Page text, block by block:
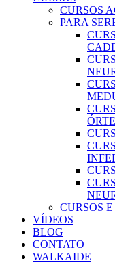
CURSOS
PARA
CURSOS
VÍDEOS
BLOG
CONTATO
WALKAIDE